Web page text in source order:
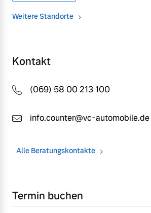
Weitere Standorte
Kontakt
(069) 58 00 213 100
info.counter@vc-automobile.de
Alle Beratungskontakte
Termin buchen